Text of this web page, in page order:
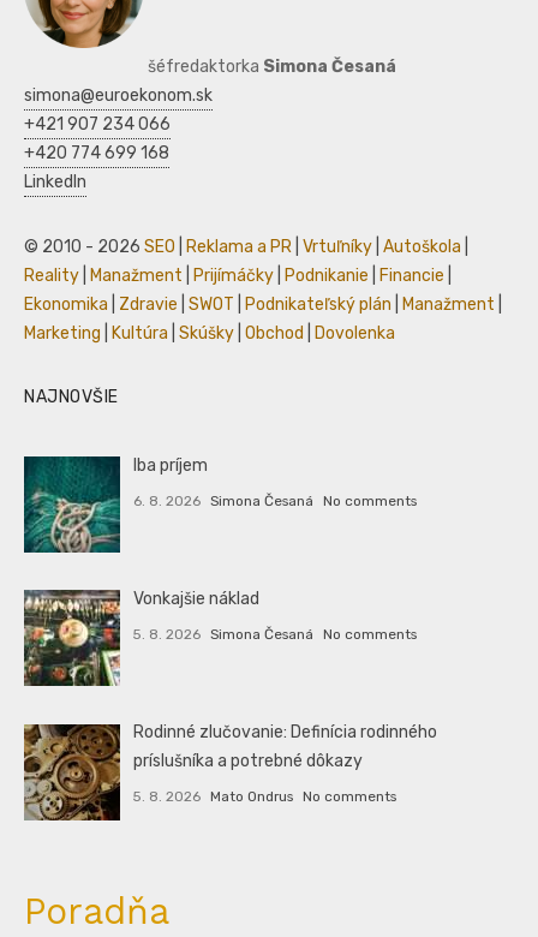
šéfredaktorka Simona Česaná
simona@euroekonom.sk
+421 907 234 066
+420 774 699 168
LinkedIn
© 2010 - 2026 SEO Reklama a PR Vrtuľníky Autoškola
Reality
Manažment Prijímáčky Podnikanie Financie
Ekonomika
Zdravie SWOT Podnikateľský plán Manažment
Marketing
Kultúra Skúšky Obchod Dovolenka
NAJNOVŠIE
Iba príjem
6. 8. 2026 Simona Česaná No comments
Vonkajšie náklad
5. 8. 2026 Simona Česaná No comments
Rodinné zlučovanie: Definícia rodinného
príslušníka a potrebné dôkazy
5. 8. 2026 Mato Ondrus No comments
Poradňa